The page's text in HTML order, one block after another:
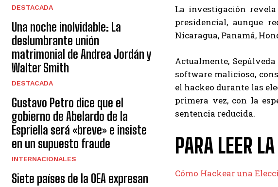
DESTACADA
Una noche inolvidable: La
deslumbrante unión
matrimonial de Andrea Jordán y
Walter Smith
DESTACADA
Gustavo Petro dice que el
gobierno de Abelardo de la
Espriella será «breve» e insiste
en un supuesto fraude
INTERNACIONALES
Siete países de la OEA expresan
La investigación
presidencial, aunque
Nicaragua, Panamá,
Actualmente,
software malicioso,
el hackeo durante las
primera vez, con la
sentencia reducida.
PARA LEER
Cómo Hackear una